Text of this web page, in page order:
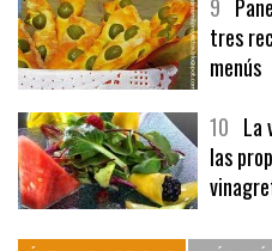
9
tres
menús
10La
las